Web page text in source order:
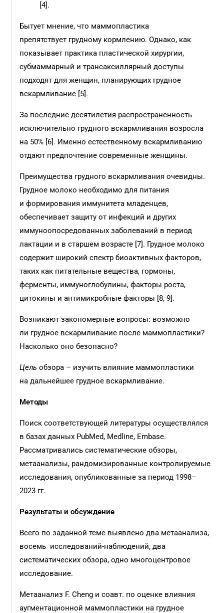
[4].
Бытует мнение, что маммопластика
препятствует грудному кормлению. Однако, как
показывает практика пластической хирургии,
субмаммарный и трансаксиллярный доступы
подходят для женщин, планирующих грудное
вскармливание [5].
За последние десятилетия распространенность
исключительно грудного вскармливания возросла
на 50% [6]. Именно естественному вскармливанию
отдают предпочтение современные женщины.
Преимущества грудного вскармливания очевидны.
Грудное молоко необходимо для питания
и формирования иммунитета младенцев,
обеспечивает защиту от инфекций и других
иммуноопосредованных заболеваний в период
лактации и в старшем возрасте [7]. Грудное молоко
содержит широкий спектр биоактивных факторов,
таких как питательные вещества, гормоны,
ферменты, иммуноглобулины, факторы роста,
цитокины и антимикробные факторы [8, 9].
Возникают закономерные вопросы: возможно
ли грудное вскармливание после маммопластики?
Насколько оно безопасно?
Цель обзора – изучить влияние маммопластики
на дальнейшее грудное вскармливание.
Методы
Поиск соответствующей литературы осуществлялся
в базах данных PubМed, Medline, Embase.
Рассматривались систематические обзоры,
метаанализы, рандомизированные контролируемые
исследования, опубликованные за период 1998–
2023 гг.
Результаты и обсуждение
Всего по заданной теме выявлено два метаанализа,
восемь исследований-наблюдений, два
систематических обзора, одно многоцентровое
исследование.
Метаанализ F. Cheng и соавт. по оценке влияния
аугментационной маммопластики на грудное